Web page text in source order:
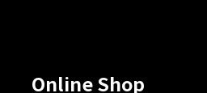
Online Shop